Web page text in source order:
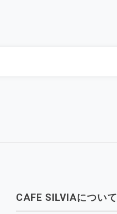
CAFE SILVIAについて